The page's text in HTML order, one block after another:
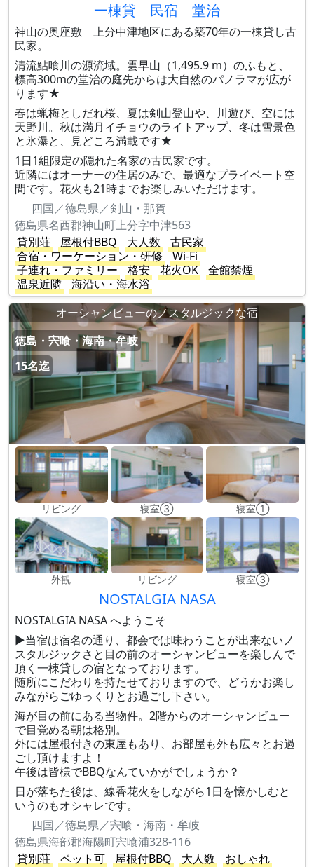
一棟貸 民宿 堂治
神山の奥座敷 上分中津地区にある築70年の一棟貸し古
民家。
清流鮎喰川の源流域。雲早山（1,495.9 m）のふもと、
標高300mの堂治の庭先からは大自然のパノラマが広が
ります★
春は蝋梅としだれ桜、夏は剣山登山や、川遊び、空には
天野川。秋は満月イチョウのライトアップ、冬は雪景色
と氷瀑と、見どころ満載です★
1日1組限定の隠れた名家の古民家です。
近隣にはオーナーの住居のみで、最適なプライベート空
間です。花火も21時までお楽しみいただけます。
四国／徳島県／剣山・那賀
徳島県名西郡神山町上分字中津563
貸別荘
屋根付BBQ 大人数
古民家
合宿・ワーケーション・研修
Wi-Fi
子連れ・ファミリー
格安 花火OK
全館禁煙
温泉近隣
海沿い・海水浴
オーシャンビューのノスタルジックな宿
徳島・宍喰・海南・牟岐
15名迄
リビング 寝室③ 寝室①
外観 リビング 寝室③
NOSTALGIA NASA
NOSTALGIA NASA へようこそ
▶当宿は宿名の通り、都会では味わうことが出来ないノ
スタルジックさと目の前のオーシャンビューを楽しんで
頂く一棟貸しの宿となっております。
随所にこだわりを持たせておりますので、どうかお楽し
みながらごゆっくりとお過ごし下さい。
海が目の前にある当物件。2階からのオーシャンビュー
で目覚める朝は格別。
外には屋根付きの東屋もあり、お部屋も外も広々とお過
ごし頂けますよ！
午後は皆様でBBQなんていかがでしょうか？
日が落ちた後は、線香花火をしながら1日を懐かしむと
いうのもオシャレです。
四国／徳島県／宍喰・海南・牟岐
徳島県海部郡海陽町宍喰浦328-116
貸別荘
ペット可 屋根付BBQ 大人数
おしゃれ